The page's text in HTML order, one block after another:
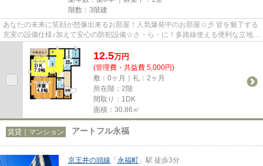
階数：3階建
あなたの未来に笑顔が想像出来るお部屋！人気爆発中のお部屋☆彡 皆を魅了する
充実の設備仕様♪加えて安心の防犯設備☆さ・ら・に！多路線使える便利な立地♪
もはや言葉も出ない程の完成度...
12.5万円
(管理費・共益費 5,000円)
敷：0ヶ月｜礼：2ヶ月
所在階：2階
間取り：1DK
面積：30.86㎡
賃貸｜マンション アートフル永福
京王井の頭線 「永福町 」駅 徒歩3分